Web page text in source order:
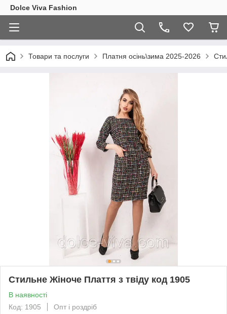
Dolce Viva Fashion
Товари та послуги Платня осінь\зима 2025-2026
Стильне Жіноче Плаття з твіду код 1905
В наявності
Код: 1905
Опт і роздріб